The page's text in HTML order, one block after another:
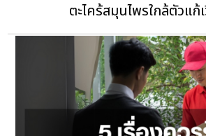
ตะไคร้สมุนไพรใกล้ตัวแก้